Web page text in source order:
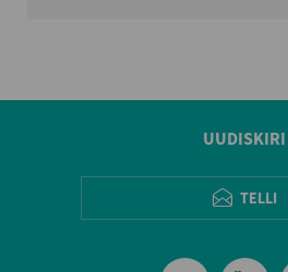
UUDISKIRI
TELLI